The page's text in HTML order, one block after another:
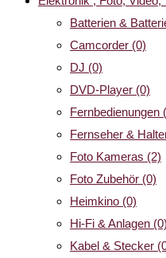
Batterien &
Camcorder (0)
DJ (0)
DVD-Player (0)
Fernbedienungen
Fernseher &
Foto Kameras (2)
Foto Zubehör (0)
Heimkino (0)
Hi-Fi & Anlagen (0)
Kabel & Stecker